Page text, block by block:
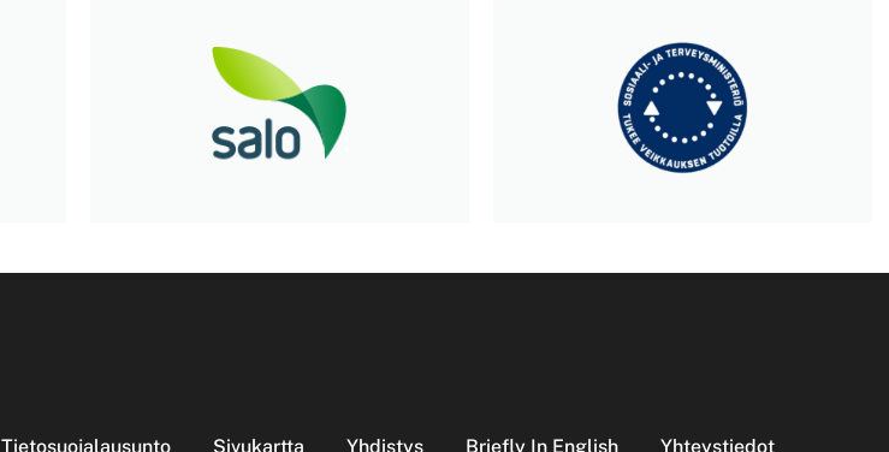
Tietosuojalausunto Sivukartta Yhdistys Briefly In English Yhteystiedot